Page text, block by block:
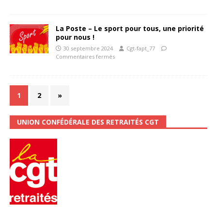
La Poste – Le sport pour tous, une priorité
pour nous !
30 septembre 2024
Cgt-fapt_77
Commentaires fermés
1 2 »
UNION CONFÉDÉRALE DES RETRAITÉS CGT